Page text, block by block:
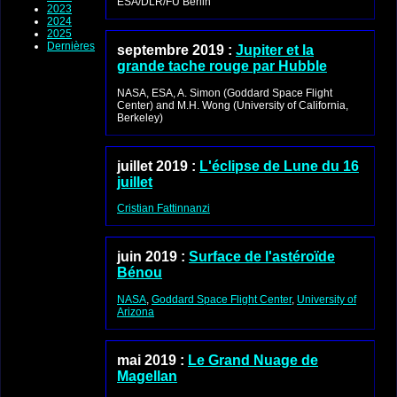
2023
2024
2025
Dernières
septembre 2019 : Jupiter et la
grande tache rouge par Hubble
NASA, ESA, A. Simon (Goddard Space Flight
Center) and M.H. Wong (University of California,
Berkeley)
juillet 2019 : L'éclipse de Lune du 16
juillet
Cristian Fattinnanzi
juin 2019 : Surface de l'astéroïde
Bénou
NASA Goddard Space Flight Center, University of
Arizona
mai 2019 : Le Grand Nuage de
Magellan